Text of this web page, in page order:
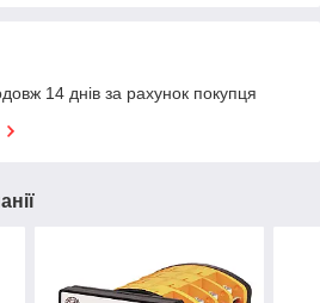
14 днів за рахунок покупця